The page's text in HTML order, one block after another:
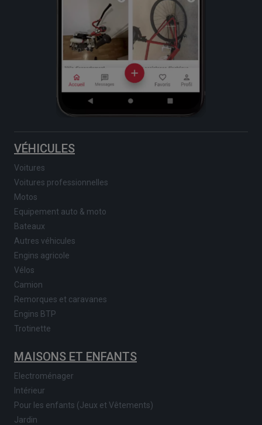
VÉHICULES
Voitures
Voitures professionnelles
Motos
Equipement auto & moto
Bateaux
Autres véhicules
Engins agricole
Vélos
Camion
Remorques et caravanes
Engins BTP
Trotinette
MAISONS ET ENFANTS
Electroménager
Intérieur
Pour les enfants (Jeux et Vêtements)
Jardin